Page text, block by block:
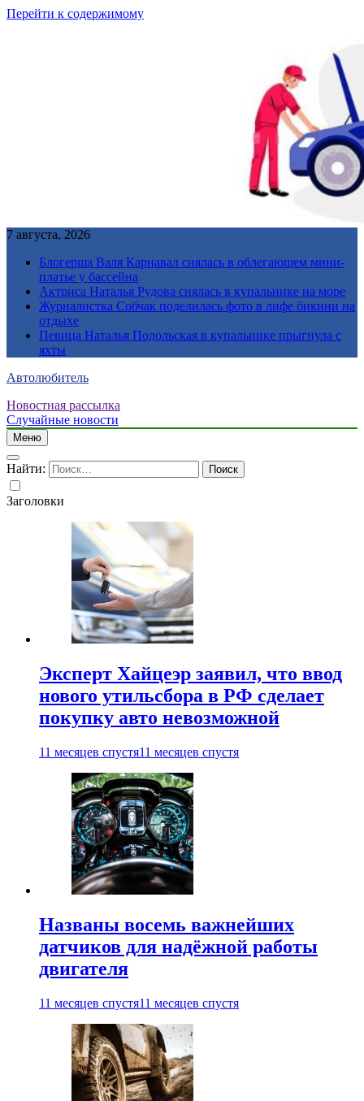
Перейти к содержимому
7 августа, 2026
Блогерша Валя Карнавал снялась в облегающем мини-
платье у бассейна
Актриса Наталья Рудова снялась в купальнике на море
Журналистка Собчак поделилась фото в лифе бикини на
отдыхе
Певица Наталья Подольская в купальнике прыгнула с
яхты
Автолюбитель
Новостная рассылка
Случайные новости
Меню
Найти:
Заголовки
Эксперт Хайцеэр заявил, что ввод
нового утильсбора в РФ сделает
покупку авто невозможной
11 месяцев спустя11 месяцев спустя
Названы восемь важнейших
датчиков для надёжной работы
двигателя
11 месяцев спустя11 месяцев спустя